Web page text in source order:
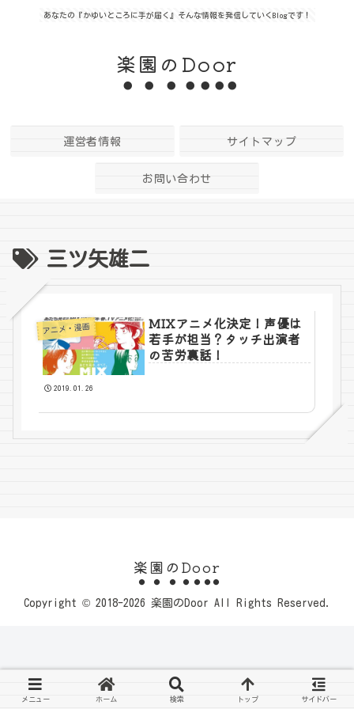
あなたの『かゆいところに手が届く』そんな情報を発信していくBlogです！
楽園のDoor
運営者情報 サイトマップ
お問い合わせ
三ツ矢雄二
アニメ・漫画
MIXアニメ化決定！声優は
若手が担当？タッチ出演者
の苦労裏話！
2019.01.26
楽園のDoor
Copyright © 2018-2026 楽園のDoor All Rights Reserved.
メニュー ホーム 検索 トップ サイドバー